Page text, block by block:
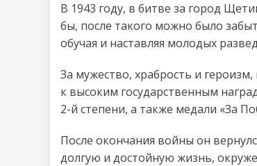
В 1943 году, в битве за город
бы, после такого можно было
обучая и наставляя молодых
За мужество, храбрость и
к высоким государственным
2-й степени, а также медали «За
После окончания войны он
долгую и достойную жизнь,